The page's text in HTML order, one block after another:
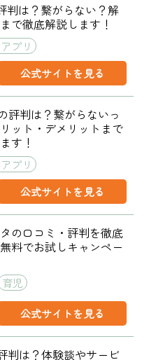
判は？繋がらない？解
で徹底解説します！
プリ
公式サイトを見る
評判は？繋がらないっ
ット・デメリットまで
す！
プリ
公式サイトを見る
の口コミ・評判を徹底
料でお試しキャンペー
育児
公式サイトを見る
判は？体験談やサービ